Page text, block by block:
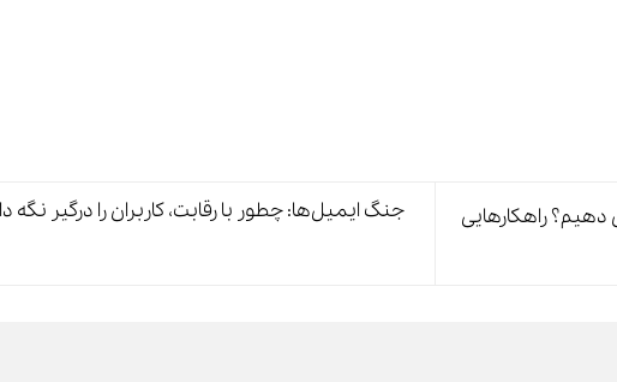
راهکارهایی
جنگ ایمیل‌ها: چطور با رقابت، کاربران را درگیر نگه